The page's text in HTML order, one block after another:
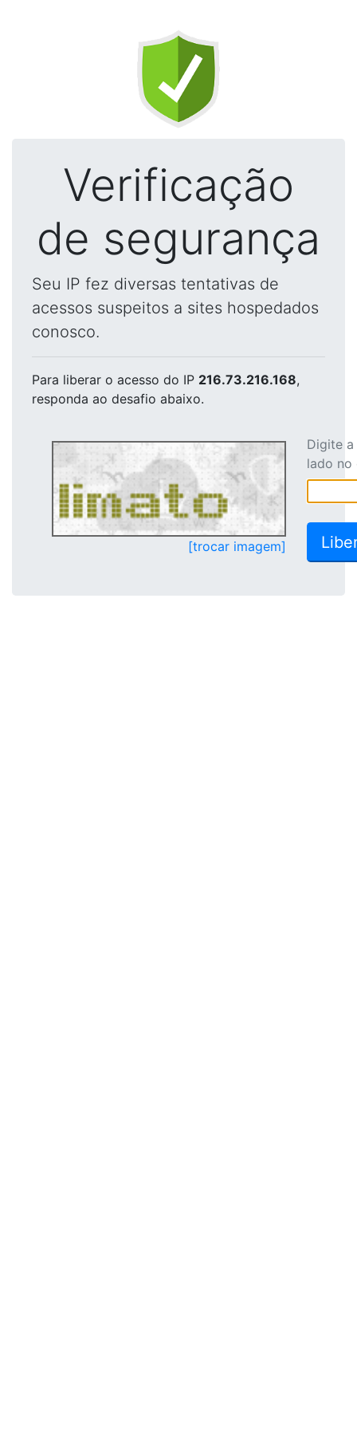
Verificação
de segurança
Seu IP fez diversas tentativas de
acessos suspeitos a sites hospedados
conosco.
Para liberar o acesso do IP 216.73.216.168,
responda ao desafio abaixo.
[trocar imagem]
Digite
lado no